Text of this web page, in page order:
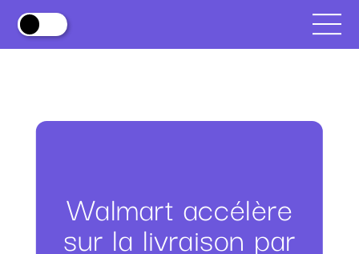
Walmart accélère
sur la livraison par